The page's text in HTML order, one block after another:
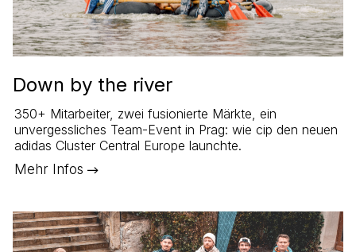
Down by the river
350+ Mitarbeiter, zwei fusionierte Märkte, ein
unvergessliches Team-Event in Prag: wie cip den neuen
adidas Cluster Central Europe launchte.
Mehr Infos